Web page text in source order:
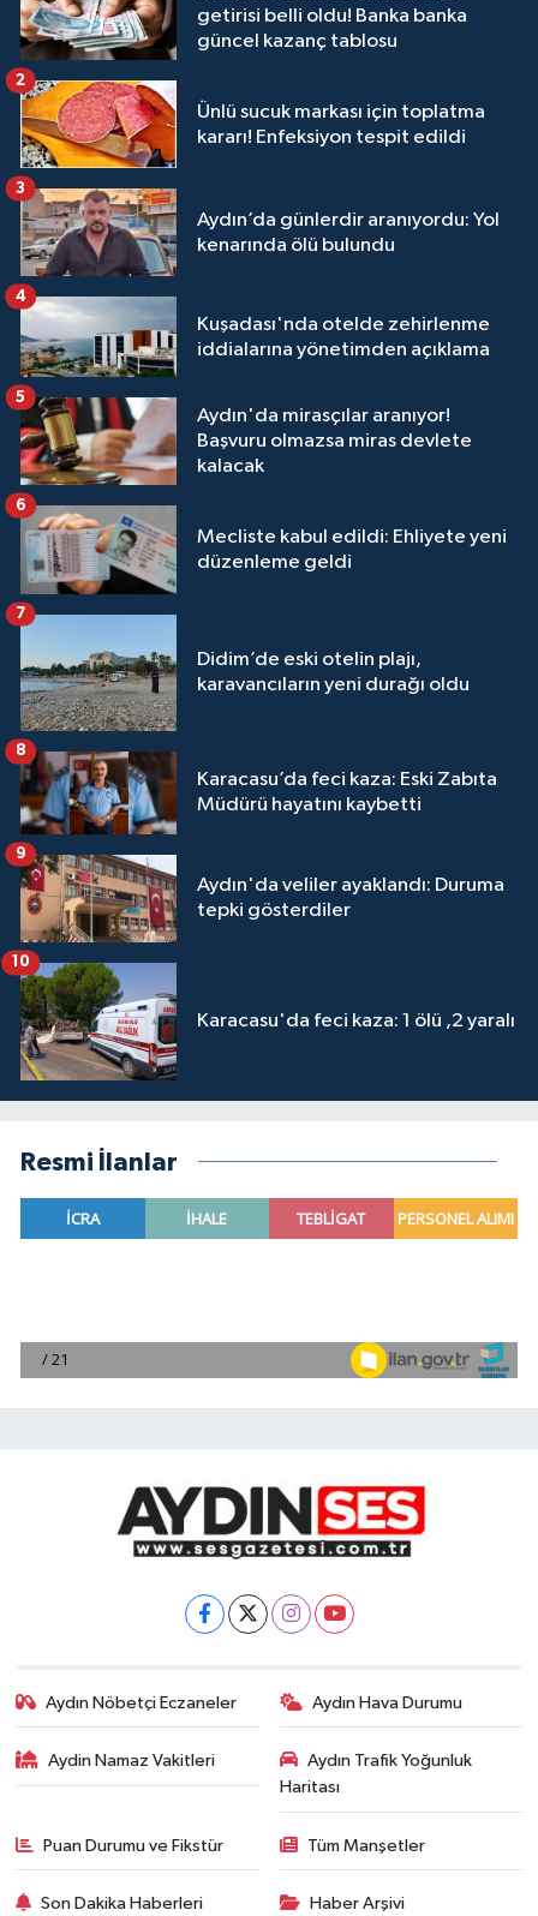
getirisi belli oldu! Banka banka
güncel kazanç tablosu
Ünlü sucuk markası için toplatma
kararı! Enfeksiyon tespit edildi
2
Aydın’da günlerdir aranıyordu: Yol
kenarında ölü bulundu
3
Kuşadası'nda otelde zehirlenme
iddialarına yönetimden açıklama
4
Aydın'da mirasçılar aranıyor!
Başvuru olmazsa miras devlete
kalacak
5
Mecliste kabul edildi: Ehliyete yeni
düzenleme geldi
6
Didim’de eski otelin plajı,
karavancıların yeni durağı oldu
7
Karacasu’da feci kaza: Eski Zabıta
Müdürü hayatını kaybetti
8
Aydın'da veliler ayaklandı: Duruma
tepki gösterdiler
9
Karacasu'da feci kaza: 1 ölü ,2 yaralı
10
Resmi İlanlar
Aydın Nöbetçi Eczaneler Aydın Hava Durumu
Aydin Namaz Vakitleri
Aydın Trafik Yoğunluk
Haritası
Puan Durumu ve Fikstür Tüm Manşetler
Son Dakika Haberleri Haber Arşivi